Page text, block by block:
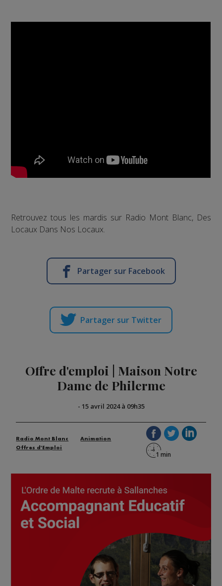
Retrouvez tous les mardis sur Radio Mont Blanc, Des
Locaux Dans Nos Locaux.
Partager sur Facebook
Partager sur Twitter
Offre d'emploi | Maison Notre
Dame de Philerme
- 15 avril 2024 à 09h35
Radio Mont Blanc
Animation
Offres d'Emploi